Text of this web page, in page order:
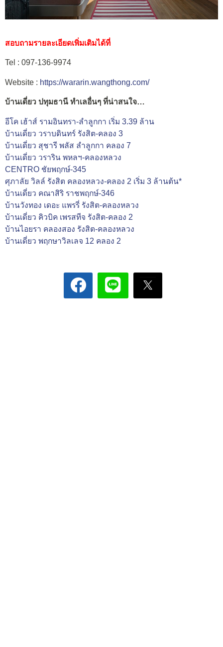
สอบถามรายละเอียดเพิ่มเติมได้ที่
Tel : 097-136-9974
Website : https://wararin.wangthong.com/
บ้านเดี่ยว ปทุมธานี ทำเลอื่นๆ ที่น่าสนใจ…
อีโค เฮ้าส์ รามอินทรา-ลำลูกกา เริ่ม 3.39 ล้าน
บ้านเดี่ยว วราบดินทร์ รังสิต-คลอง 3
บ้านเดี่ยว สุชารี พลัส ลำลูกกา คลอง 7
บ้านเดี่ยว วราริน พหลฯ-คลองหลวง
CENTRO ชัยพฤกษ์-345
ศุภาลัย วิลล์ รังสิต คลองหลวง-คลอง 2 เริ่ม 3 ล้านต้น*
บ้านเดี่ยว คณาสิริ ราชพฤกษ์-346​
บ้านวังทอง เดอะ แพรรี่ รังสิต-คลองหลวง
บ้านเดี่ยว คิวบิค เพรสทีจ รังสิต-คลอง 2
บ้านไอยรา คลองสอง รังสิต-คลองหลวง
บ้านเดี่ยว พฤกษาวิลเลจ 12 คลอง 2